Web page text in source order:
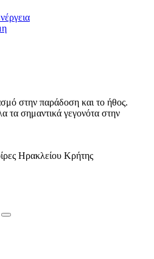
στην παράδοση και το ήθος.
τα σημαντικά γεγονότα στην
Ηρακλείου Κρήτης